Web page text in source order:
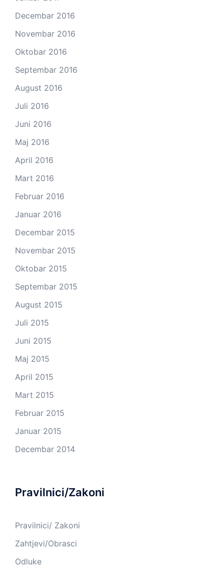
Decembar 2016
Novembar 2016
Oktobar 2016
Septembar 2016
August 2016
Juli 2016
Juni 2016
Maj 2016
April 2016
Mart 2016
Februar 2016
Januar 2016
Decembar 2015
Novembar 2015
Oktobar 2015
Septembar 2015
August 2015
Juli 2015
Juni 2015
Maj 2015
April 2015
Mart 2015
Februar 2015
Januar 2015
Decembar 2014
Pravilnici/Zakoni
Pravilnici/ Zakoni
Zahtjevi/Obrasci
Odluke